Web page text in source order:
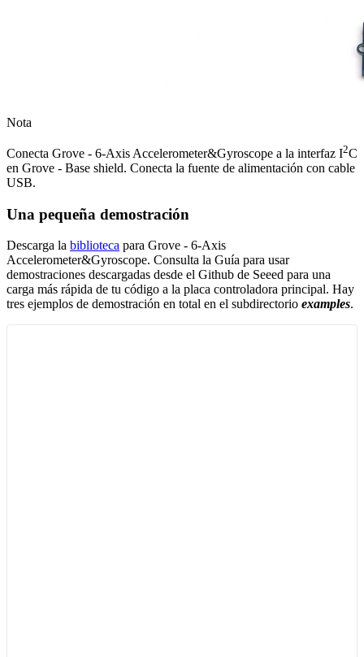
Nota
Conecta Grove - 6-Axis Accelerometer&Gyroscope a la interfaz I2C
en Grove - Base shield. Conecta la fuente de alimentación con cable
USB.
Una pequeña demostración
Descarga la biblioteca para Grove - 6-Axis
Accelerometer&Gyroscope. Consulta la Guía para usar
demostraciones descargadas desde el Github de Seeed para una
carga más rápida de tu código a la placa controladora principal. Hay
tres ejemplos de demostración en total en el subdirectorio examples.